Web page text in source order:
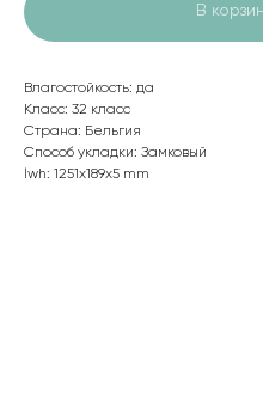
В
Влагостойкость: да
Класс: 32 класс
Страна: Бельгия
Способ укладки: Замковый
lwh: 1251x189x5 mm